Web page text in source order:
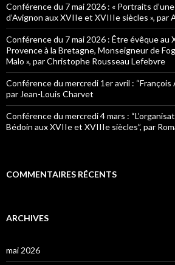
:
Conférence du 7 mai 2026 : « Portraits
d’Avignon aux XVIIe et XVIIIe siècles », par
Conférence du 7 mai 2026 : Être évêque au
Provence à la Bretagne, Monseigneur de
Malo », par Christophe Rousseau Lefebvre
Conférence du mercredi 1er avril : “François
par Jean-Louis Charvet
Conférence du mercredi 4 mars :
Bédoin aux XVIIe et XVIIIe siècles”, par
COMMENTAIRES RÉCENTS
ARCHIVES
mai 2026